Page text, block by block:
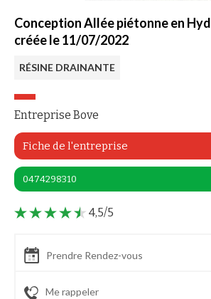
Conception Allée piétonne en
créée le 11/07/2022
RÉSINE DRAINANTE
Entreprise Bove
Fiche de l'entreprise
0474298310
4,5/5
Prendre Rendez-vous
Me rappeler